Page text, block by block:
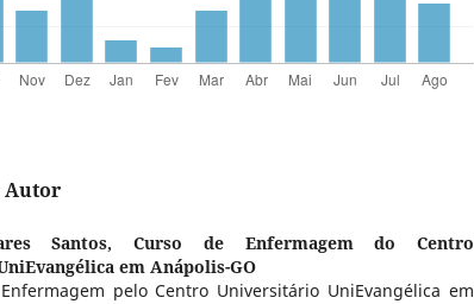
Autor
Santos,Curso de Enfermagem do Centro
em Anápolis-GO
pelo Centro Universitário UniEvangélica em